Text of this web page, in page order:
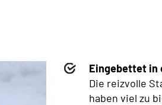
Eingebettet in
Die reizvolle
haben viel zu